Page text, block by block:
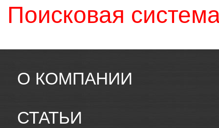
Поисковая
О КОМПАНИИ
СТАТЬИ